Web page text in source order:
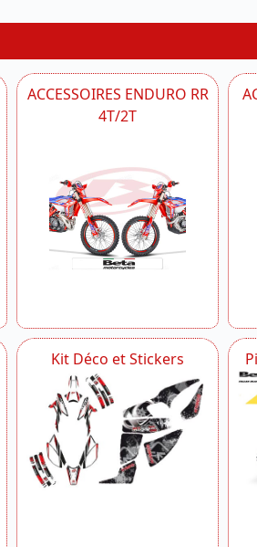
ACCESSOIRES ENDURO RR
4T/2T
Kit Déco et Stickers